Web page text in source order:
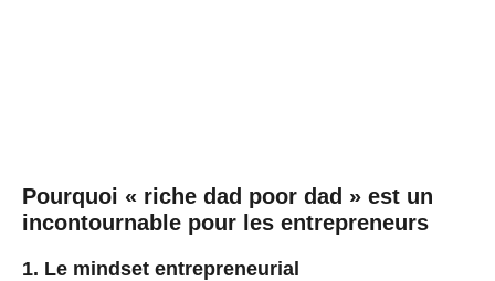
Pourquoi « riche dad poor dad » est un
incontournable pour les entrepreneurs
1. Le mindset entrepreneurial